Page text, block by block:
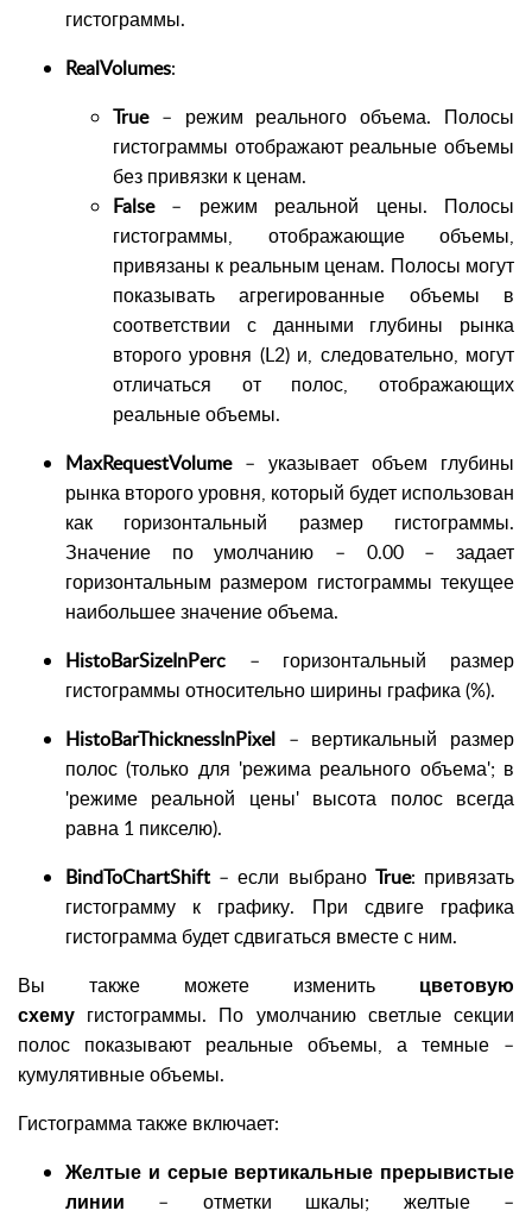
гистограммы.
RealVolumes:
True– режим реального объема. Полосы
гистограммы отображают реальные объемы
без привязки к ценам.
False– режим реальной цены. Полосы
гистограммы, отображающие объемы,
привязаны к реальным ценам. Полосы могут
показывать агрегированные объемы в
соответствии с данными глубины рынка
второго уровня (L2) и, следовательно, могут
отличаться от полос, отображающих
реальные объемы.
MaxRequestVolume– указывает объем глубины
рынка второго уровня, который будет использован
как горизонтальный размер гистограммы.
Значение по умолчанию – 0.00 – задает
горизонтальным размером гистограммы текущее
наибольшее значение объема.
HistoBarSizeInPerc – горизонтальный размер
гистограммы относительно ширины графика (%).
HistoBarThicknessInPixel – вертикальный размер
полос (только для 'режима реального объема'; в
'режиме реальной цены' высота полос всегда
равна 1 пикселю).
BindToChartShift – если выбрано True: привязать
гистограмму к графику. При сдвиге графика
гистограмма будет сдвигаться вместе с ним.
Вы также можете изменить цветовую
схему гистограммы. По умолчанию светлые секции
полос показывают реальные объемы, а темные –
кумулятивные объемы.
Гистограмма также включает:
Желтые и серые вертикальные прерывистые
линии – отметки шкалы; желтые –